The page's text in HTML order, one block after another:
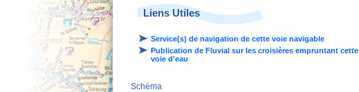
Liens Utiles
Service(s) de navigation de cette voie navigable
Publication de Fluvial sur les croisières empruntant cette
voie d'eau
Schéma